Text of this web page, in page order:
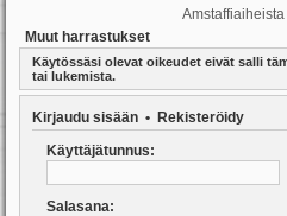
Muut harrastukset
Käytössäsi olevat oikeudet eivät salli
tai lukemista.
Kirjaudu sisään • Rekisteröidy
Käyttäjätunnus:
Salasana: